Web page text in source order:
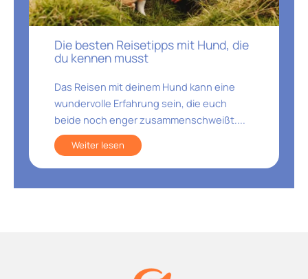
Die besten Reisetipps mit Hund, die
du kennen musst
Das Reisen mit deinem Hund kann eine
wundervolle Erfahrung sein, die euch
beide noch enger zusammenschweißt....
Weiter lesen